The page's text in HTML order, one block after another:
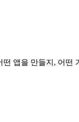
앱을 만들지, 어